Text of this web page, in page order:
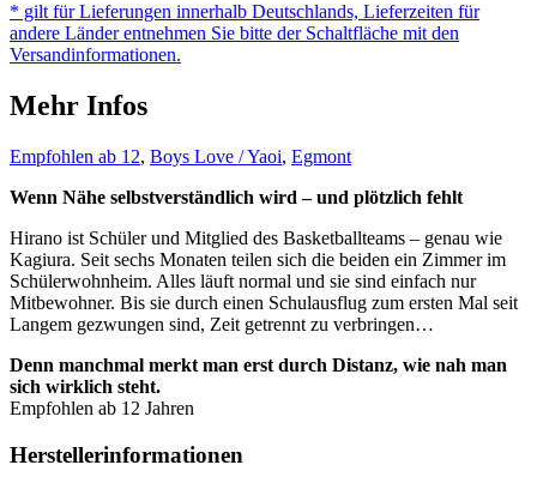
* gilt für Lieferungen innerhalb Deutschlands, Lieferzeiten für
andere Länder entnehmen Sie bitte der Schaltfläche mit den
Versandinformationen.
Mehr Infos
Empfohlen ab 12, Boys Love / Yaoi, Egmont
Wenn Nähe selbstverständlich wird – und plötzlich fehlt
Hirano ist Schüler und Mitglied des Basketballteams – genau wie
Kagiura. Seit sechs Monaten teilen sich die beiden ein Zimmer im
Schülerwohnheim. Alles läuft normal und sie sind einfach nur
Mitbewohner. Bis sie durch einen Schulausflug zum ersten Mal seit
Langem gezwungen sind, Zeit getrennt zu verbringen…
Denn manchmal merkt man erst durch Distanz, wie nah man
sich wirklich steht.
Empfohlen ab 12 Jahren
Herstellerinformationen